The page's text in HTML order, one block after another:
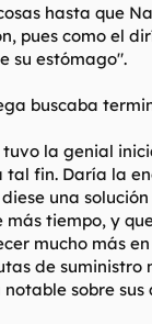
hasta que
pues como el
su estómago".
buscaba
la genial
tal fin. Daría la
una
tiempo, y
mucho más
de suministro
sobre sus